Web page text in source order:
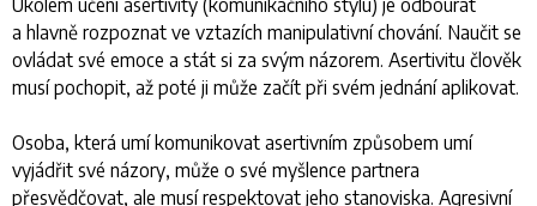
a hlavně rozpoznat ve vztazích manipulativní chování. Naučit se
ovládat své emoce a stát si za svým názorem. Asertivitu člověk
musí pochopit, až poté ji může začít při svém jednání aplikovat.
Osoba, která umí komunikovat asertivním způsobem umí
vyjádřit své názory, může o své myšlence partnera
přesvědčovat, ale musí respektovat jeho stanoviska. Agresivní